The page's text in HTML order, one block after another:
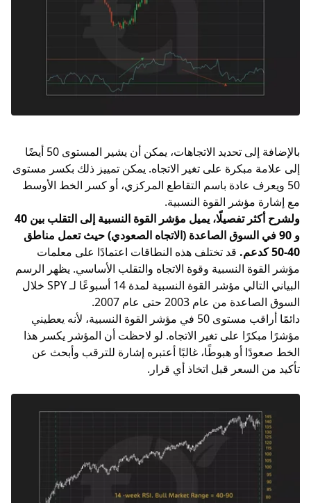
بالإضافة إلى تحديد الاتجاهات، يمكن أن يشير المستوى 50 أيضًا
إلى علامة مبكرة على تغير الاتجاه. يمكن تمييز ذلك بكسر مستوى
50 ويعرف عادة باسم التقاطع المركزي، أو كسر الخط الأوسط
مع إشارة مؤشر القوة النسبية.
ولشرح أكثر تفصيلًا، يميل مؤشر القوة النسبية إلى التقلب بين 40
و 90 في السوق الصاعدة (الاتجاه الصعودي) حيث تعمل مناطق
40-50 كدعم.
قد تختلف هذه النطاقات اعتمادًا على معلمات
مؤشر القوة النسبية وقوة الاتجاه والتقلب الأساسي. يظهر الرسم
البياني التالي مؤشر القوة النسبية لمدة 14 أسبوعًا لـ SPY خلال
السوق الصاعدة من عام 2003 حتى عام 2007.
دائمًا أراقب مستوى 50 في مؤشر القوة النسبية، لأنه يعطيني
مؤشرًا مبكرًا على تغير الاتجاه. لو لاحظت أن المؤشر يكسر هذا
الخط صعودًا أو هبوطًا، غالبًا أعتبره إشارة للترقب وأبحث عن
تأكيد من السعر قبل اتخاذ أي قرار.